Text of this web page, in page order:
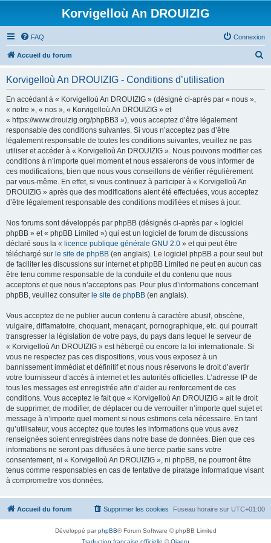
Korvigelloù An DROUIZIG
FAQ Connexion
Accueil du forum
Korvigelloù An DROUIZIG - Conditions d’utilisation
En accédant à « Korvigelloù An DROUIZIG » (désigné ci-après par « nous »,
« notre », « nos », « Korvigelloù An DROUIZIG » et
« https://www.drouizig.org/phpBB3 »), vous acceptez d’être légalement
responsable des conditions suivantes. Si vous n’acceptez pas d’être
légalement responsable de toutes les conditions suivantes, veuillez ne pas
utiliser et accéder à « Korvigelloù An DROUIZIG ». Nous pouvons modifier ces
conditions à n’importe quel moment et nous essaierons de vous informer de
ces modifications, bien que nous vous conseillons de vérifier régulièrement
par vous-même. En effet, si vous continuez à participer à « Korvigelloù An
DROUIZIG » après que des modifications aient été effectuées, vous acceptez
d’être légalement responsable des conditions modifiées et mises à jour.
Nos forums sont développés par phpBB (désignés ci-après par « logiciel
phpBB » et « phpBB Limited ») qui est un logiciel de forum de discussions
déclaré sous la « licence publique générale GNU 2.0 » et qui peut être
téléchargé sur le site de phpBB (en anglais). Le logiciel phpBB a pour seul but
de faciliter les discussions sur internet et phpBB Limited ne peut en aucun cas
être tenu comme responsable de la conduite et du contenu que nous
acceptons et que nous n’acceptons pas. Pour plus d’informations concernant
phpBB, veuillez consulter le site de phpBB (en anglais).
Vous acceptez de ne publier aucun contenu à caractère abusif, obscène,
vulgaire, diffamatoire, choquant, menaçant, pornographique, etc. qui pourrait
transgresser la législation de votre pays, du pays dans lequel le serveur de
« Korvigelloù An DROUIZIG » est hébergé ou encore la loi internationale. Si
vous ne respectez pas ces dispositions, vous vous exposez à un
bannissement immédiat et définitif et nous nous réservons le droit d’avertir
votre fournisseur d’accès à internet et les autorités officielles. L’adresse IP de
tous les messages est enregistrée afin d’aider au renforcement de ces
conditions. Vous acceptez le fait que « Korvigelloù An DROUIZIG » ait le droit
de supprimer, de modifier, de déplacer ou de verrouiller n’importe quel sujet et
message à n’importe quel moment si nous estimons cela nécessaire. En tant
qu’utilisateur, vous acceptez que toutes les informations que vous avez
renseignées soient enregistrées dans notre base de données. Bien que ces
informations ne seront pas diffusées à une tierce partie sans votre
consentement, ni « Korvigelloù An DROUIZIG », ni phpBB, ne pourront être
tenus comme responsables en cas de tentative de piratage informatique visant
à compromettre vos données.
Accueil du forum Fuseau horaire sur UTC+01:00
Supprimer les cookies
Développé parphpBB® Forum Software © phpBB Limited
Traduction française officielle ©Qiaeru